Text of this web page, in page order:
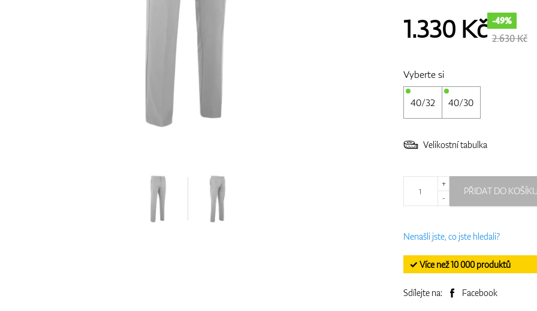
1.330Kč -49%
2.630 Kč
Vyberte si
40/32 40/30
Velikostní tabulka
+
-
PŘIDAT DO KOŠÍKU
Nenašli jste, co jste hledali?
✓ Více než 10 000 produktů
Sdílejte na: Facebook